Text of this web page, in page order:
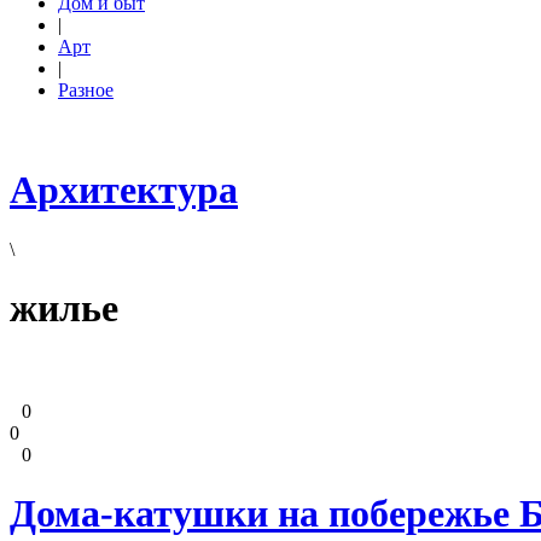
|
Арт
|
Разное
Архитектура
\
жилье
0
0
0
Дома-катушки на побережье